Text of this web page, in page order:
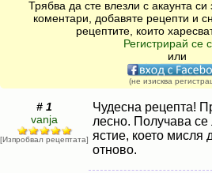
Трябва да сте влезли с акаунта
коментари, добавяте рецепти и
рецептите, които
Регистрирай се
или
(не изисква
# 1
vanja
[Изпробвал рецептата]
Чудесна рецепта!
лесно. Получава
ястие, което мисля
отново.